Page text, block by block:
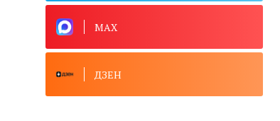
MAX
ДЗЕН